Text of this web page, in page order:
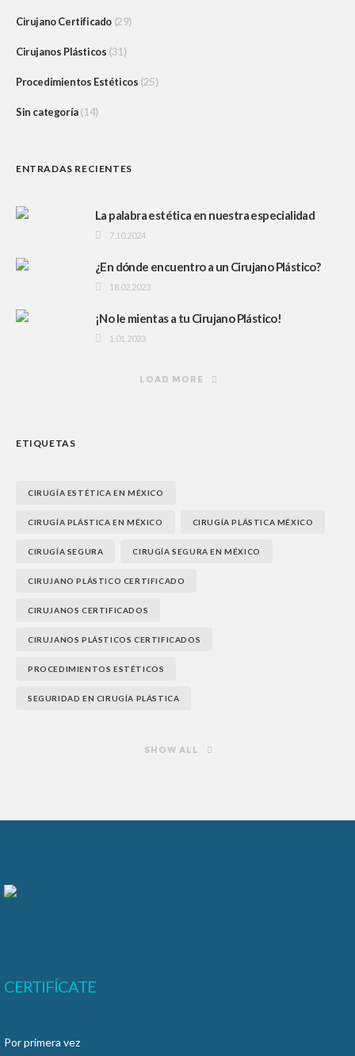
Cirujano Certificado (29)
Cirujanos Plásticos (31)
Procedimientos Estéticos (25)
Sin categoría(14)
ENTRADAS RECIENTES
La palabra estética en nuestra especialidad
7.10.2024
¿En dónde encuentro a un Cirujano Plástico?
18.02.2023
¡No le mientas a tu Cirujano Plástico!
1.01.2023
LOAD MORE
ETIQUETAS
CIRUGÍA ESTÉTICA EN MÉXICO
CIRUGÍA PLÁSTICA EN MÉXICO CIRUGÍA PLÁSTICA MÉXICO
CIRUGÍA SEGURA CIRUGÍA SEGURA EN MÉXICO
CIRUJANO PLÁSTICO CERTIFICADO
CIRUJANOS CERTIFICADOS
CIRUJANOS PLÁSTICOS CERTIFICADOS
PROCEDIMIENTOS ESTÉTICOS
SEGURIDAD EN CIRUGÍA PLÁSTICA
SHOW ALL
CERTIFÍCATE
Por primera vez